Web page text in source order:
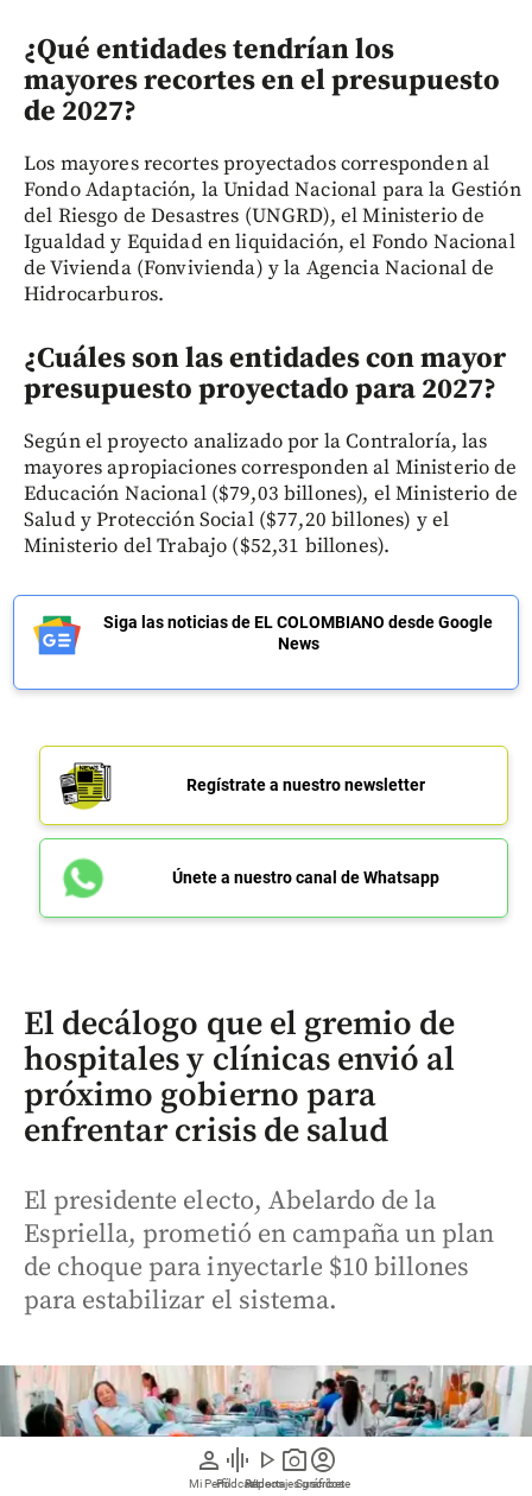
person
Mi Perfil
graphic_eq
Pódcast
play_arrow
Videos
photo_camera
Reportajes gráficos
account_circle
Suscríbete
¿Qué entidades tendrían los
mayores recortes en el presupuesto
de 2027?
Los mayores recortes proyectados corresponden al
Fondo Adaptación, la Unidad Nacional para la Gestión
del Riesgo de Desastres (UNGRD), el Ministerio de
Igualdad y Equidad en liquidación, el Fondo Nacional
de Vivienda (Fonvivienda) y la Agencia Nacional de
Hidrocarburos.
¿Cuáles son las entidades con mayor
presupuesto proyectado para 2027?
Según el proyecto analizado por la Contraloría, las
mayores apropiaciones corresponden al Ministerio de
Educación Nacional ($79,03 billones), el Ministerio de
Salud y Protección Social ($77,20 billones) y el
Ministerio del Trabajo ($52,31 billones).
Siga las noticias de EL COLOMBIANO desde Google
News
Regístrate a nuestro newsletter
Únete a nuestro canal de Whatsapp
El decálogo que el gremio de
hospitales y clínicas envió al
próximo gobierno para
enfrentar crisis de salud
El presidente electo, Abelardo de la
Espriella, prometió en campaña un plan
de choque para inyectarle $10 billones
para estabilizar el sistema.